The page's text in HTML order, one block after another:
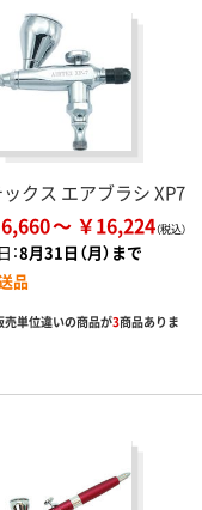
クス エアブラシ XP7
￥16,224
8月31日（月）まで
品
売単位違いの商品が3商品ありま